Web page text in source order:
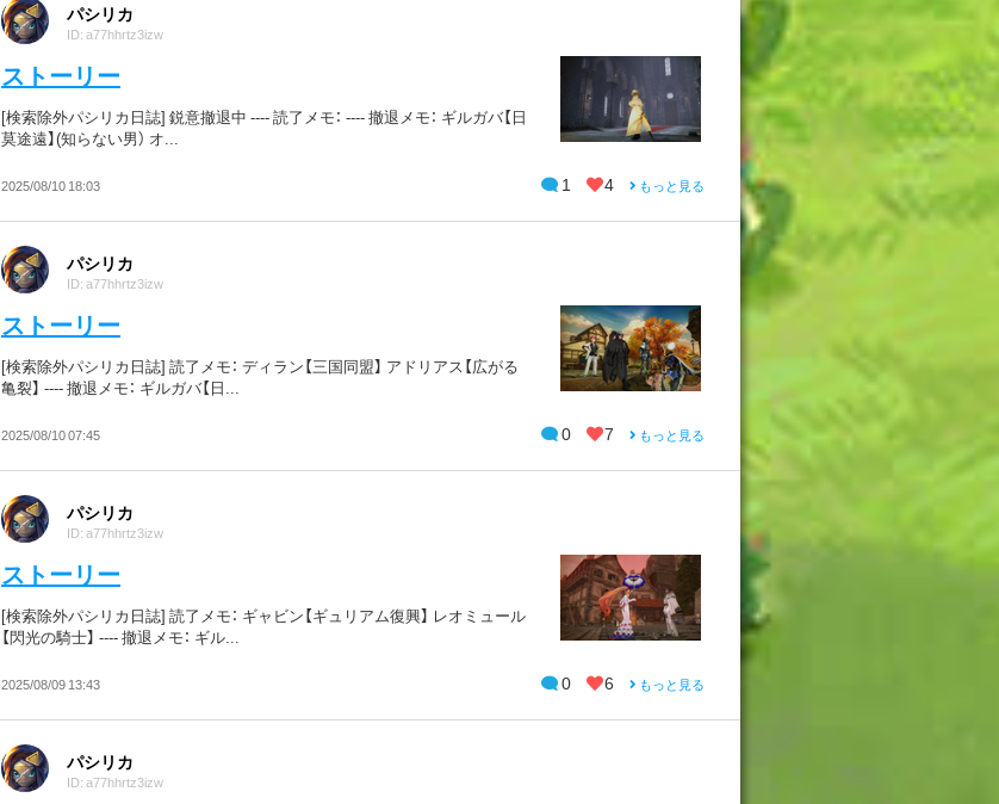
パシリカ
ID: a77hhrtz3izw
ストーリー
[検索除外パシリカ日誌] 鋭意撤退中 ---- 読了メモ： ---- 撤退メモ： ギルガバ【日
莫途遠】(知らない男） オ...
2025/08/10 18:03 1 4 もっと見る
パシリカ
ID: a77hhrtz3izw
ストーリー
[検索除外パシリカ日誌] 読了メモ： ディラン【三国同盟】 アドリアス【広がる
亀裂】 ---- 撤退メモ： ギルガバ【日...
2025/08/10 07:45 0 7 もっと見る
パシリカ
ID: a77hhrtz3izw
ストーリー
[検索除外パシリカ日誌] 読了メモ： ギャビン【ギュリアム復興】 レオミュール
【閃光の騎士】 ---- 撤退メモ： ギル...
2025/08/09 13:43 0 6 もっと見る
パシリカ
ID: a77hhrtz3izw